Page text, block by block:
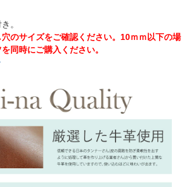
。
のサイズをご確認ください。10ｍｍ以下の場
同時にご購入ください。